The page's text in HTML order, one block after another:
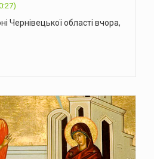
Чернівецької області вчора,